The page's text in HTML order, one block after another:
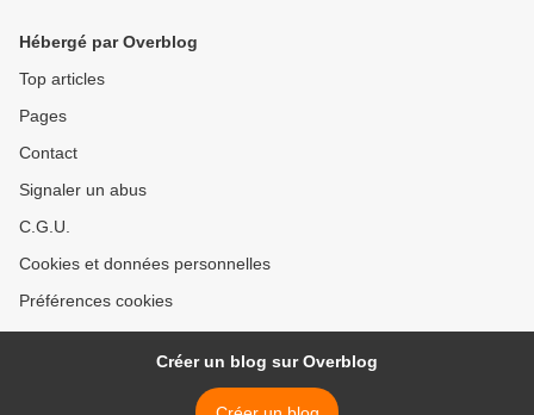
Hébergé par Overblog
Top articles
Pages
Contact
Signaler un abus
C.G.U.
Cookies et données personnelles
Préférences cookies
Créer un blog sur Overblog